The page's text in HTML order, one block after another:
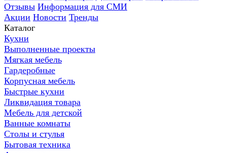
Отзывы Информация для СМИ
Акции Новости Тренды
Каталог
Кухни
Выполненные проекты
Мягкая мебель
Гардеробные
Корпусная мебель
Быстрые кухни
Ликвидация товара
Мебель для детской
Ванные комнаты
Столы и стулья
Бытовая техника